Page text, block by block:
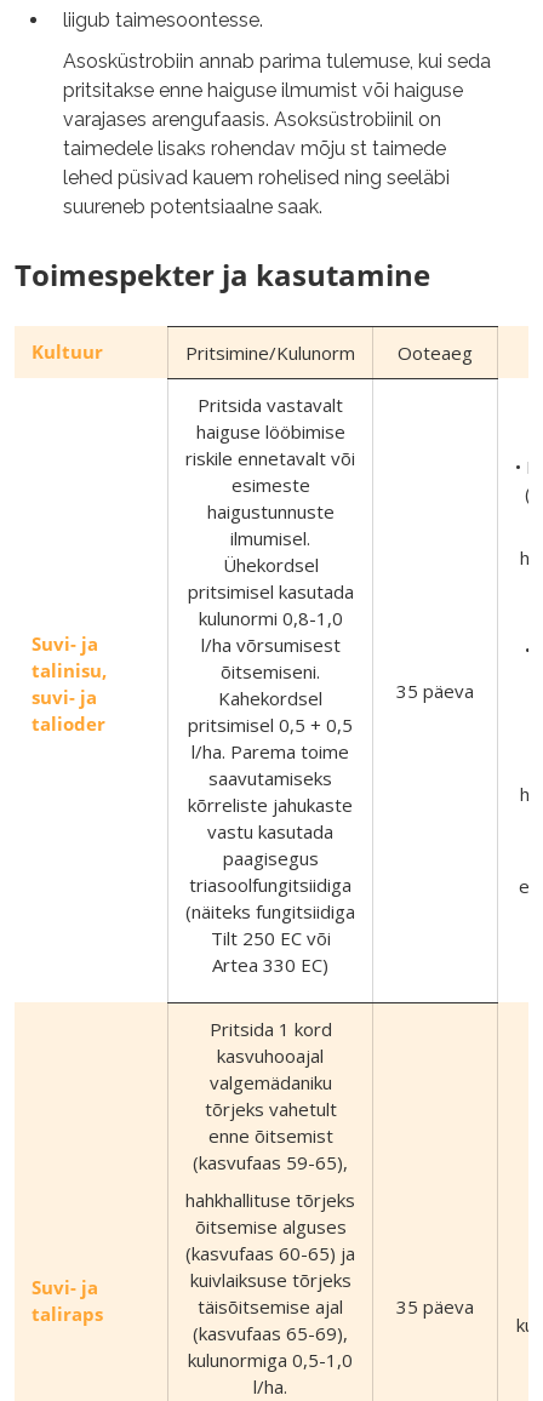
liigub taimesoontesse.
Asosküstrobiin annab parima tulemuse, kui seda
pritsitakse enne haiguse ilmumist või haiguse
varajases arengufaasis. Asoksüstrobiinil on
taimedele lisaks rohendav mõju st taimede
lehed püsivad kauem rohelised ning seeläbi
suureneb potentsiaalne saak.
Toimespekter ja kasutamine
Kultuur Pritsimine/Kulunorm Ooteaeg
Suvi- ja
talinisu,
suvi- ja
talioder
Pritsida vastavalt
haiguse lööbimise
riskile ennetavalt või
esimeste
haigustunnuste
ilmumisel.
Ühekordsel
pritsimisel kasutada
kulunormi 0,8-1,0
l/ha võrsumisest
õitsemiseni.
Kahekordsel
pritsimisel 0,5 + 0,5
l/ha. Parema toime
saavutamiseks
kõrreliste jahukaste
vastu kasutada
paagisegus
triasoolfungitsiidiga
(näiteks fungitsiidiga
Tilt 250 EC või
Artea 330 EC)
35 päeva
•
•
Suvi- ja
taliraps
Pritsida 1 kord
kasvuhooajal
valgemädaniku
tõrjeks vahetult
enne õitsemist
(kasvufaas 59-65),
hahkhallituse tõrjeks
õitsemise alguses
(kasvufaas 60-65) ja
kuivlaiksuse tõrjeks
täisõitsemise ajal
(kasvufaas 65-69),
kulunormiga 0,5-1,0
l/ha.
35 päeva